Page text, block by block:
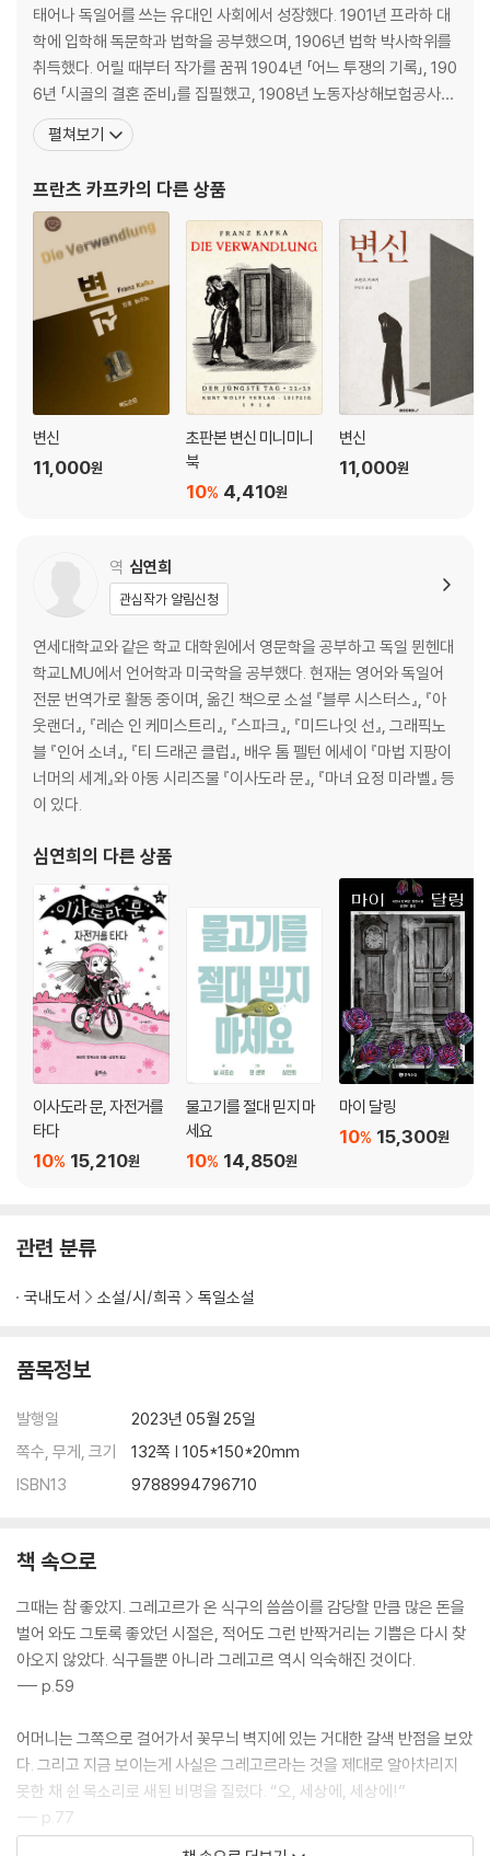
태어나 독일어를 쓰는 유대인 사회에서 성장했다. 1901년 프라하 대
학에 입학해 독문학과 법학을 공부했으며, 1906년 법학 박사학위를
취득했다. 어릴 때부터 작가를 꿈꿔 1904년 「어느 투쟁의 기록」, 190
6년 「시골의 결혼 준비」를 집필했고, 1908년 노동자상해보험공사에
취직한 이후로도 14년 동안 직장생활과 글쓰기 작업을 병행했다. 「선
고」 「변신」 「유형지에서」 등의 단편과 『실종자』 『소송』 『성』 등의 미완
일기와 편지 등도
펼쳐보기
프란츠 카프카의 다른 상품
변신
11,000원
초판본 변신 미니미니
북
4,410원
10%
변신
11,000원
역 심연희
관심작가 알림신청
연세대학교와 같은 학교 대학원에서 영문학을 공부하고 독일 뮌헨대
학교LMU에서 언어학과 미국학을 공부했다. 현재는 영어와 독일어
전문 번역가로 활동 중이며, 옮긴 책으로 소설 『블루 시스터스』, 『아
웃랜더』, 『레슨 인 케미스트리』, 『스파크』, 『미드나잇 선』, 그래픽노
블 『인어 소녀』, 『티 드래곤 클럽』, 배우 톰 펠턴 에세이 『마법 지팡이
너머의 세계』와 아동 시리즈물 『이사도라 문』, 『마녀 요정 미라벨』 등
이 있다.
심연희의 다른 상품
이사도라 문, 자전거를
타다
15,210원
10%
물고기를 절대 믿지 마
세요
14,850원
10%
마이 달링
15,300원
10%
관련 분류
국내도서 소설/시/희곡 독일소설
품목정보
발행일
2023년 05월 25일
쪽수, 무게, 크기
132쪽 | 105*150*20mm
ISBN13
9788994796710
책 속으로
그때는 참 좋았지. 그레고르가 온 식구의 씀씀이를 감당할 만큼 많은 돈을
벌어 와도 그토록 좋았던 시절은, 적어도 그런 반짝거리는 기쁨은 다시 찾
아오지 않았다. 식구들뿐 아니라 그레고르 역시 익숙해진 것이다.
--- p.59
어머니는 그쪽으로 걸어가서 꽃무늬 벽지에 있는 거대한 갈색 반점을 보았
다. 그리고 지금 보이는게 사실은 그레고르라는 것을 제대로 알아차리지
못한 채 쉰 목소리로 새된 비명을 질렀다. “오, 세상에, 세상에!”
--- p.77